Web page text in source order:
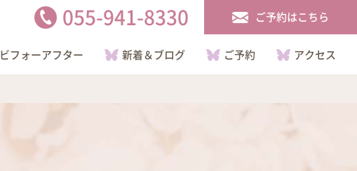
055-941-8330 ご予約はこちら
ビフォーアフター 新着＆ブログ ご予約 アクセス